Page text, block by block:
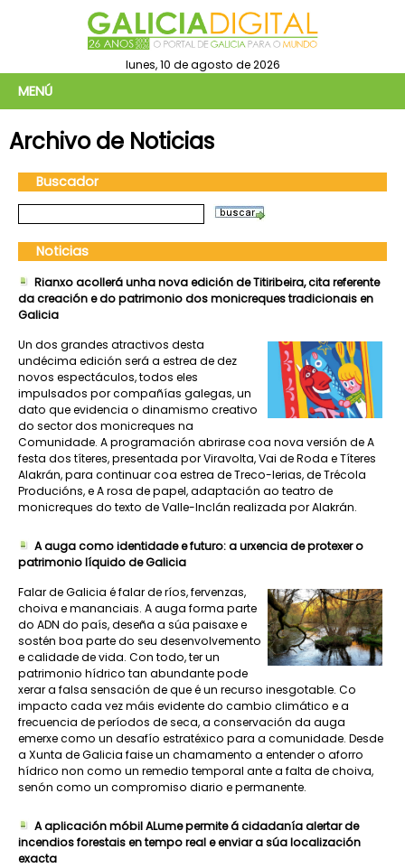
lunes, 10 de agosto de 2026
MENÚ
Archivo de Noticias
Buscador
Noticias
Rianxo acollerá unha nova edición de Titiribeira, cita referente
da creación e do patrimonio dos monicreques tradicionais en
Galicia
Un dos grandes atractivos desta
undécima edición será a estrea de dez
novos espectáculos, todos eles
impulsados por compañías galegas, un
dato que evidencia o dinamismo creativo
do sector dos monicreques na
Comunidade. A programación abrirase coa nova versión de A
festa dos títeres, presentada por Viravolta, Vai de Roda e Títeres
Alakrán, para continuar coa estrea de Treco-lerias, de Trécola
Producións, e A rosa de papel, adaptación ao teatro de
monicreques do texto de Valle-Inclán realizada por Alakrán.
A auga como identidade e futuro: a urxencia de protexer o
patrimonio líquido de Galicia
Falar de Galicia é falar de ríos, fervenzas,
choiva e mananciais. A auga forma parte
do ADN do país, deseña a súa paisaxe e
sostén boa parte do seu desenvolvemento
e calidade de vida. Con todo, ter un
patrimonio hídrico tan abundante pode
xerar a falsa sensación de que é un recurso inesgotable. Co
impacto cada vez máis evidente do cambio climático e a
frecuencia de períodos de seca, a conservación da auga
emerxe como un desafío estratéxico para a comunidade. Desde
a Xunta de Galicia faise un chamamento a entender o aforro
hídrico non como un remedio temporal ante a falta de choiva,
senón como un compromiso diario e permanente.
A aplicación móbil ALume permite á cidadanía alertar de
incendios forestais en tempo real e enviar a súa localización
exacta